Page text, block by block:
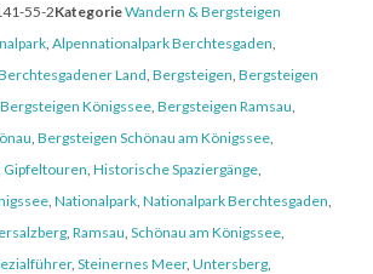
55-2KategorieWandern & Bergsteigen
Alpennationalpark Berchtesgaden
Land Bergsteigen Bergsteigen
Bergsteigen Königssee Bergsteigen Ramsau
Bergsteigen Schönau am Königssee
Gipfeltouren Historische Spaziergänge
Nationalpark Nationalpark Berchtesgaden
Ramsau Schönau am Königssee
, Steinernes Meer, Untersberg